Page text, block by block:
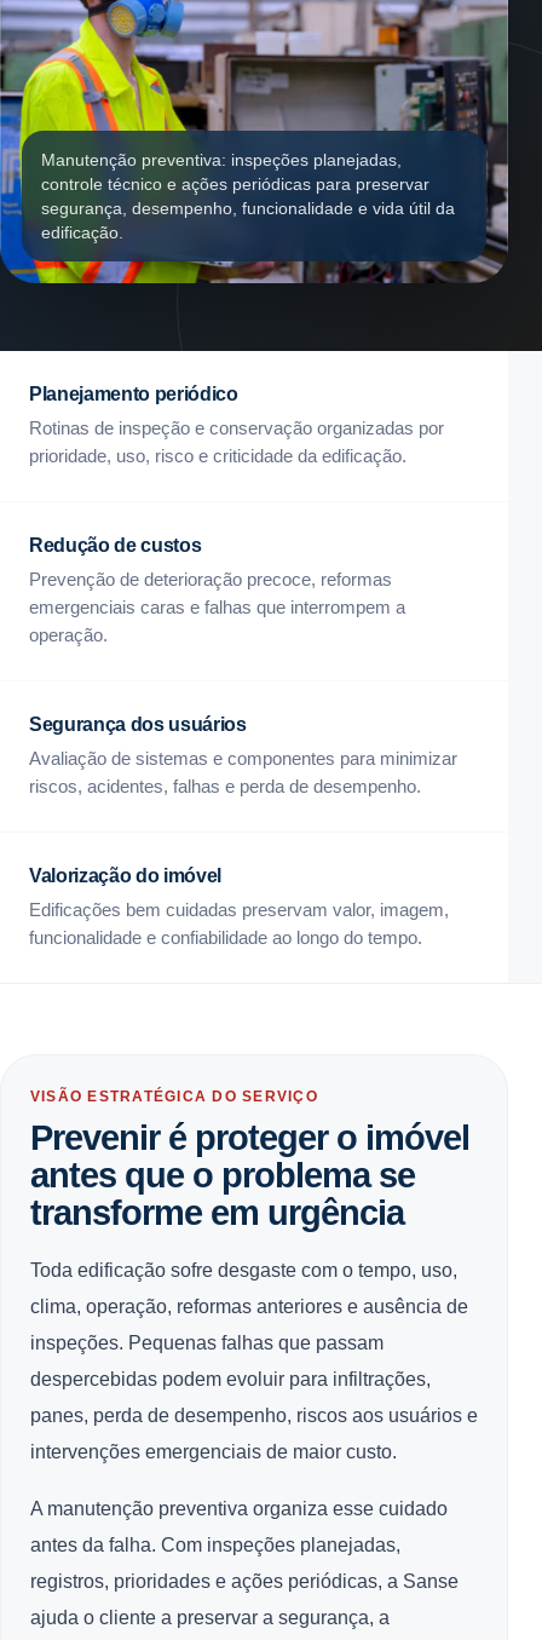
Manutenção preventiva: inspeções planejadas,
controle técnico e ações periódicas para preservar
segurança, desempenho, funcionalidade e vida útil da
edificação.
Planejamento periódico
Rotinas de inspeção e conservação organizadas por
prioridade, uso, risco e criticidade da edificação.
Redução de custos
Prevenção de deterioração precoce, reformas
emergenciais caras e falhas que interrompem a
operação.
Segurança dos usuários
Avaliação de sistemas e componentes para minimizar
riscos, acidentes, falhas e perda de desempenho.
Valorização do imóvel
Edificações bem cuidadas preservam valor, imagem,
funcionalidade e confiabilidade ao longo do tempo.
VISÃO ESTRATÉGICA DO SERVIÇO
Prevenir é proteger o imóvel
antes que o problema se
transforme em urgência
Toda edificação sofre desgaste com o tempo, uso,
clima, operação, reformas anteriores e ausência de
inspeções. Pequenas falhas que passam
despercebidas podem evoluir para infiltrações,
panes, perda de desempenho, riscos aos usuários e
intervenções emergenciais de maior custo.
A manutenção preventiva organiza esse cuidado
antes da falha. Com inspeções planejadas,
registros, prioridades e ações periódicas, a Sanse
ajuda o cliente a preservar a segurança, a